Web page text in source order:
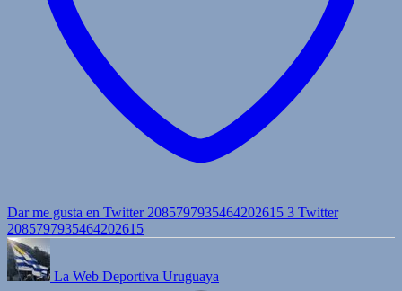
Dar me gusta en Twitter 2085797935464202615 3 Twitter
2085797935464202615
La Web Deportiva Uruguaya